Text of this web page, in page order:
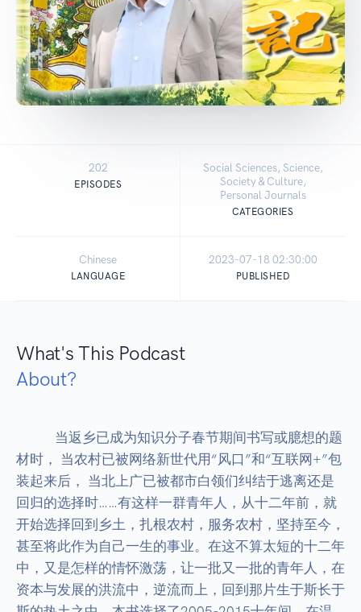
202
EPISODES
Social Sciences, Science,
Society & Culture,
Personal Journals
CATEGORIES
Chinese
LANGUAGE
2023-07-18 02:30:00
PUBLISHED
What's This Podcast
About?
材时， 当农村已被网络新世代用“风口”和“互联网+”包
装起来后， 当北上广已被都市白领们纠结于逃离还是
回归的选择时……有这样一群青年人，从十二年前，就
开始选择回到乡土，扎根农村，服务农村，坚持至今，
甚至将此作为自己一生的事业。在这不算太短的十二年
中，又是怎样的情怀激荡，让一批又一批的青年人，在
资本与发展的洪流中，逆流而上，回到那片生于斯长于